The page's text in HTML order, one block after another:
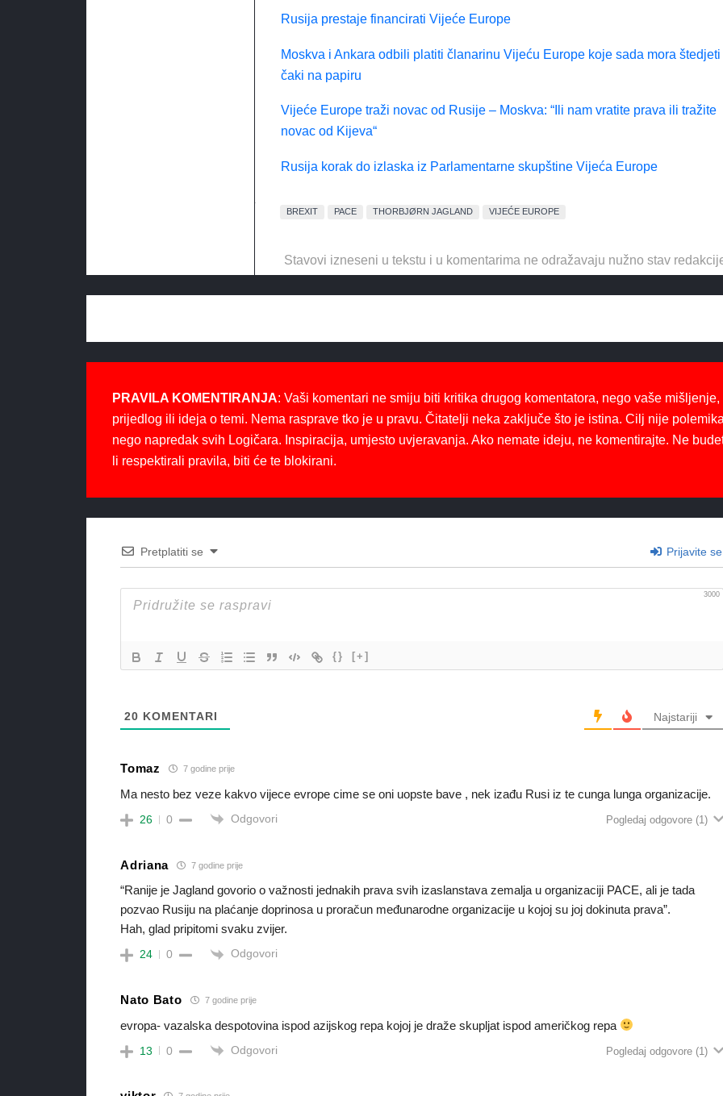
Rusija prestaje financirati Vijeće Europe
Moskva i Ankara odbili platiti članarinu Vijeću Europe koje sada mora štedjeti
čaki na papiru
Vijeće Europe traži novac od Rusije – Moskva: “Ili nam vratite prava ili tražite
novac od Kijeva“
Rusija korak do izlaska iz Parlamentarne skupštine Vijeća Europe
BREXIT PACE THORBJØRN JAGLAND VIJEĆE EUROPE
Stavovi izneseni u tekstu i u komentarima ne odražavaju nužno stav
PRAVILA KOMENTIRANJA: Vaši komentari ne smiju biti kritika drugog komentatora, nego vaše mišljenje,
prijedlog ili ideja o temi. Nema rasprave tko je u pravu. Čitatelji neka zaključe što je istina. Cilj nije
nego napredak svih Logičara. Inspiracija, umjesto uvjeravanja. Ako nemate ideju, ne komentirajte. Ne
li respektirali pravila, biti će te blokirani.
Pretplatiti se Prijavite se
3000
{} [+]
20 KOMENTARI Najstariji
Tomaz 7 godine prije
Ma nesto bez veze kakvo vijece evrope cime se oni uopste bave , nek izađu Rusi iz te cunga lunga organizacije.
26 0 Odgovori Pogledaj odgovore (1)
Adriana 7 godine prije
“Ranije je Jagland govorio o važnosti jednakih prava svih izaslanstava zemalja u organizaciji PACE, ali je tada
pozvao Rusiju na plaćanje doprinosa u proračun međunarodne organizacije u kojoj su joj dokinuta prava”.
Hah, glad pripitomi svaku zvijer.
24 0 Odgovori
Nato Bato 7 godine prije
evropa- vazalska despotovina ispod azijskog repa kojoj je draže skupljat ispod američkog repa
13 0 Odgovori Pogledaj odgovore (1)